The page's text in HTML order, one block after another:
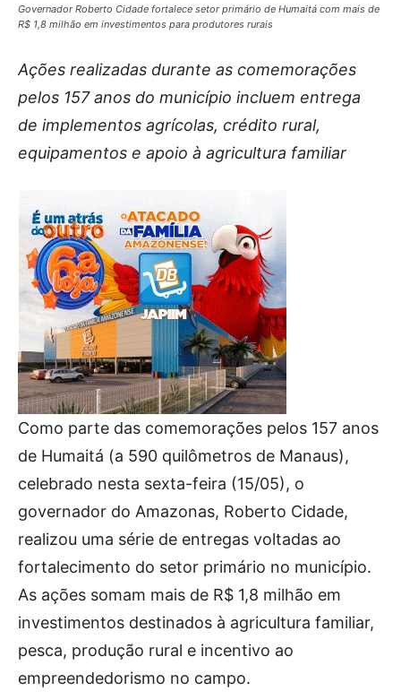
Governador Roberto Cidade fortalece setor primário de Humaitá com mais de
R$ 1,8 milhão em investimentos para produtores rurais
Ações realizadas durante as comemorações
pelos 157 anos do município incluem entrega
de implementos agrícolas, crédito rural,
equipamentos e apoio à agricultura familiar
Como parte das comemorações pelos 157 anos
de Humaitá (a 590 quilômetros de Manaus),
celebrado nesta sexta-feira (15/05), o
governador do Amazonas, Roberto Cidade,
realizou uma série de entregas voltadas ao
fortalecimento do setor primário no município.
As ações somam mais de R$ 1,8 milhão em
investimentos destinados à agricultura familiar,
pesca, produção rural e incentivo ao
empreendedorismo no campo.